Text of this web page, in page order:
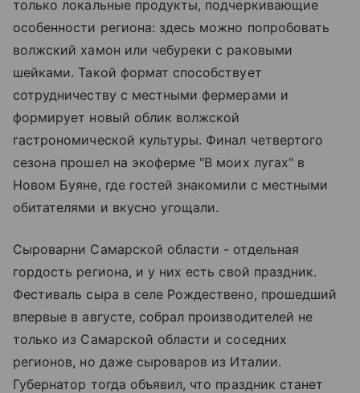
только локальные продукты, подчеркивающие
особенности региона: здесь можно попробовать
волжский хамон или чебуреки с раковыми
шейками. Такой формат способствует
сотрудничеству с местными фермерами и
формирует новый облик волжской
гастрономической культуры. Финал четвертого
сезона прошел на экоферме "В моих лугах" в
Новом Буяне, где гостей знакомили с местными
обитателями и вкусно угощали.
Сыроварни Самарской области - отдельная
гордость региона, и у них есть свой праздник.
Фестиваль сыра в селе Рождествено, прошедший
впервые в августе, собрал производителей не
только из Самарской области и соседних
регионов, но даже сыроваров из Италии.
Губернатор тогда объявил, что праздник станет